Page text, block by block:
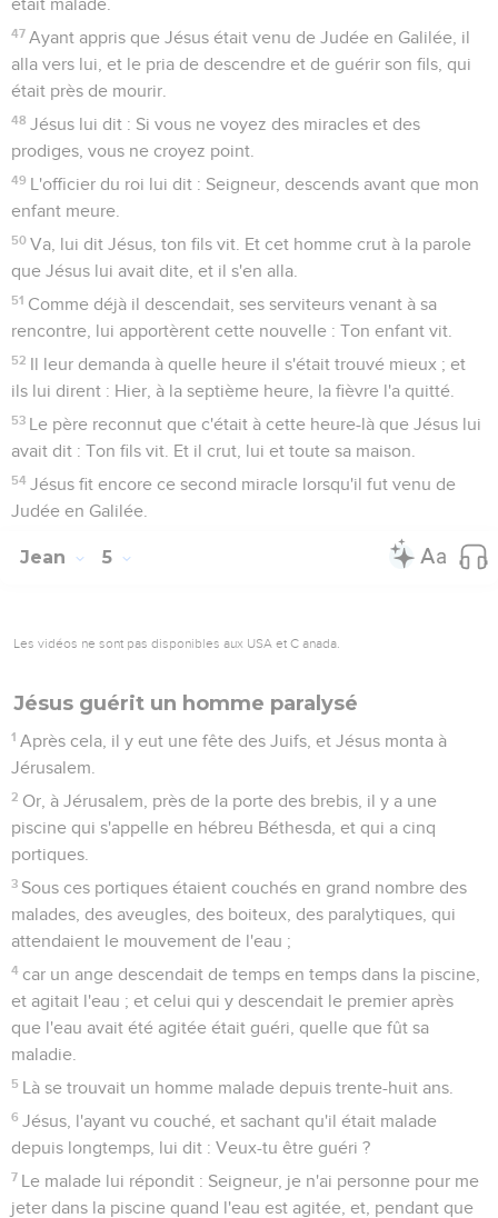
était malade.
47 Ayant appris que Jésus était venu de Judée en Galilée, il
alla vers lui, et le pria de descendre et de guérir son fils, qui
était près de mourir.
48 Jésus lui dit : Si vous ne voyez des miracles et des
prodiges, vous ne croyez point.
49 L'officier du roi lui dit : Seigneur, descends avant que mon
enfant meure.
50 Va, lui dit Jésus, ton fils vit. Et cet homme crut à la parole
que Jésus lui avait dite, et il s'en alla.
51 Comme déjà il descendait, ses serviteurs venant à sa
rencontre, lui apportèrent cette nouvelle : Ton enfant vit.
52 Il leur demanda à quelle heure il s'était trouvé mieux ; et
ils lui dirent : Hier, à la septième heure, la fièvre l'a quitté.
53 Le père reconnut que c'était à cette heure-là que Jésus lui
avait dit : Ton fils vit. Et il crut, lui et toute sa maison.
54 Jésus fit encore ce second miracle lorsqu'il fut venu de
Judée en Galilée.
Jean 5
Les vidéos ne sont pas disponibles aux USA et C anada.
Jésus guérit un homme paralysé
1 Après cela, il y eut une fête des Juifs, et Jésus monta à
Jérusalem.
2 Or, à Jérusalem, près de la porte des brebis, il y a une
piscine qui s'appelle en hébreu Béthesda, et qui a cinq
portiques.
3 Sous ces portiques étaient couchés en grand nombre des
malades, des aveugles, des boiteux, des paralytiques, qui
attendaient le mouvement de l'eau ;
4 car un ange descendait de temps en temps dans la piscine,
et agitait l'eau ; et celui qui y descendait le premier après
que l'eau avait été agitée était guéri, quelle que fût sa
maladie.
5 Là se trouvait un homme malade depuis trente-huit ans.
6 Jésus, l'ayant vu couché, et sachant qu'il était malade
depuis longtemps, lui dit : Veux-tu être guéri ?
7 Le malade lui répondit : Seigneur, je n'ai personne pour me
jeter dans la piscine quand l'eau est agitée, et, pendant que